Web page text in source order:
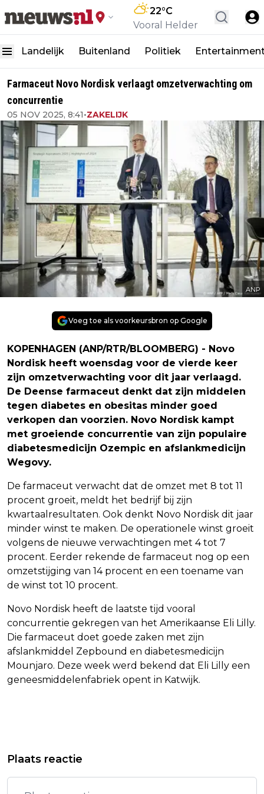
22°C
Vooral Helder
Landelijk Buitenland Politiek
Farmaceut Novo Nordisk verlaagt omzetverwachting om
concurrentie
05 NOV 2025, 8:41•ZAKELIJK
ANP
Voeg toe als voorkeursbron op Google
KOPENHAGEN (ANP/RTR/BLOOMBERG) - Novo
Nordisk heeft woensdag voor de vierde keer
zijn omzetverwachting voor dit jaar verlaagd.
De Deense farmaceut denkt dat zijn middelen
tegen diabetes en obesitas minder goed
verkopen dan voorzien. Novo Nordisk kampt
met groeiende concurrentie van zijn populaire
diabetesmedicijn Ozempic en afslankmedicijn
Wegovy.
De farmaceut verwacht dat de omzet met 8 tot 11
procent groeit, meldt het bedrijf bij zijn
kwartaalresultaten. Ook denkt Novo Nordisk dit jaar
minder winst te maken. De operationele winst groeit
volgens de nieuwe verwachtingen met 4 tot 7
procent. Eerder rekende de farmaceut nog op een
omzetstijging van 14 procent en een toename van
de winst tot 10 procent.
Novo Nordisk heeft de laatste tijd vooral
concurrentie gekregen van het Amerikaanse Eli Lilly.
Die farmaceut doet goede zaken met zijn
afslankmiddel Zepbound en diabetesmedicijn
Mounjaro. Deze week werd bekend dat Eli Lilly een
geneesmiddelenfabriek opent in Katwijk.
SHOWS IN AFAS, TOTAAL NU OP TIEN
DUITSLAND VERBIEDT
ISLAMISTISCHE GROEP DIE OPRIEP
Plaats reactie